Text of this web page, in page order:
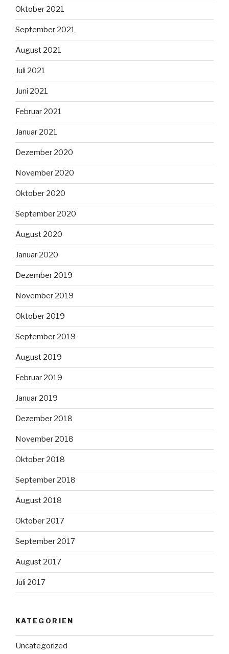
Oktober 2021
September 2021
August 2021
Juli 2021
Juni 2021
Februar 2021
Januar 2021
Dezember 2020
November 2020
Oktober 2020
September 2020
August 2020
Januar 2020
Dezember 2019
November 2019
Oktober 2019
September 2019
August 2019
Februar 2019
Januar 2019
Dezember 2018
November 2018
Oktober 2018
September 2018
August 2018
Oktober 2017
September 2017
August 2017
Juli 2017
KATEGORIEN
Uncategorized